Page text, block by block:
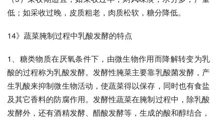
低；如采收过晚，皮质粗老，肉质松软，糖分降低。
14》蔬菜腌制过程中乳酸发酵的特点
1、糖类物质在厌氧条件下，由微生物作用而降解转变为乳
酸的过程称为乳酸发酵。发酵性腌菜主要靠乳酸菌发酵，产
生乳酸来抑制微生物活动，使蔬菜得以保存，同时也有食盐
及其它香料的防腐作用。发酵性蔬菜在腌制过程中，除乳酸
发酵外，还有酒精发酵、醋酸发酵等，生成的酸和醇结合，